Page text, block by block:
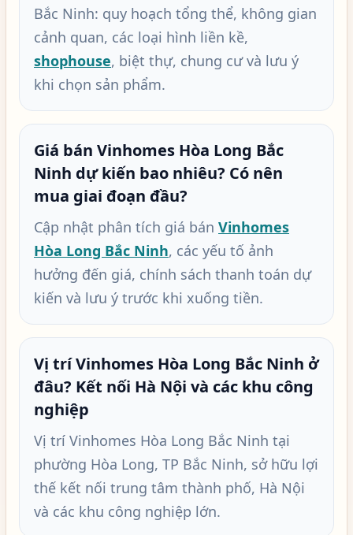
Bắc Ninh: quy hoạch tổng thể, không gian
cảnh quan, các loại hình liền kề,
shophouse, biệt thự, chung cư và lưu ý
khi chọn sản phẩm.
Giá bán Vinhomes Hòa Long Bắc
Ninh dự kiến bao nhiêu? Có nên
mua giai đoạn đầu?
Cập nhật phân tích giá bán Vinhomes
Hòa Long Bắc Ninh, các yếu tố ảnh
hưởng đến giá, chính sách thanh toán dự
kiến và lưu ý trước khi xuống tiền.
Vị trí Vinhomes Hòa Long Bắc Ninh ở
đâu? Kết nối Hà Nội và các khu công
nghiệp
Vị trí Vinhomes Hòa Long Bắc Ninh tại
phường Hòa Long, TP Bắc Ninh, sở hữu lợi
thế kết nối trung tâm thành phố, Hà Nội
và các khu công nghiệp lớn.